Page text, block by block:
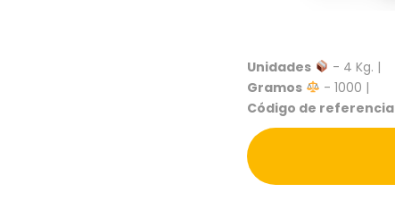
Unidades
- 4 Kg. |
Gramos
- 1000 |
Código de referencia